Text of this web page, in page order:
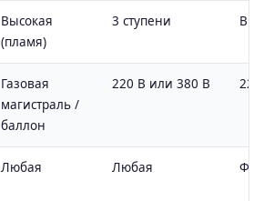
Высокая
(пламя)
3 ступени
Газовая
магистраль /
баллон
220 В или 380 В
Любая Любая